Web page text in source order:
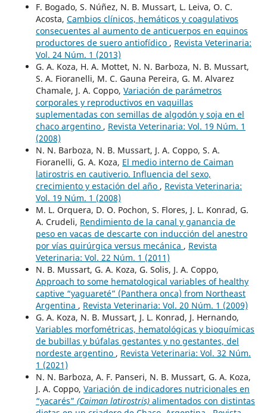
F. Bogado, S. Núñez, N. B. Mussart, L. Leiva, O. C.
Acosta, Cambios clínicos, hemáticos y coagulativos
consecuentes al aumento de anticuerpos en equinos
productores de suero antiofídico , Revista Veterinaria:
Vol. 24 Núm. 1 (2013)
G. A. Koza, H. A. Mottet, N. N. Barboza, N. B. Mussart,
S. A. Fioranelli, M. C. Gauna Pereira, G. M. Alvarez
Chamale, J. A. Coppo, Variación de parámetros
corporales y reproductivos en vaquillas
suplementadas con semillas de algodón y soja en el
chaco argentino , Revista Veterinaria: Vol. 19 Núm. 1
(2008)
N. N. Barboza, N. B. Mussart, J. A. Coppo, S. A.
Fioranelli, G. A. Koza, El medio interno de Caiman
latirostris en cautiverio. Influencia del sexo,
crecimiento y estación del año , Revista Veterinaria:
Vol. 19 Núm. 1 (2008)
M. L. Orquera, D. O. Pochon, S. Flores, J. L. Konrad, G.
A. Crudeli, Rendimiento de la canal y ganancia de
peso en vacas de descarte con inducción del anestro
por vías quirúrgica versus mecánica , Revista
Veterinaria: Vol. 22 Núm. 1 (2011)
N. B. Mussart, G. A. Koza, G. Solis, J. A. Coppo,
Approach to some hematological variables of healthy
captive “yaguareté” (Panthera onca) from Northeast
Argentina , Revista Veterinaria: Vol. 20 Núm. 1 (2009)
G. A. Koza, N. B. Mussart, J. L. Konrad, J. Hernando,
Variables morfométricas, hematológicas y bioquímicas
de bubillas y búfalas gestantes y no gestantes, del
nordeste argentino , Revista Veterinaria: Vol. 32 Núm.
1 (2021)
N. N. Barboza, A. F. Panseri, N. B. Mussart, G. A. Koza,
J. A. Coppo, Variación de indicadores nutricionales en
“yacarés” (Caiman latirostris)alimentados con distintas